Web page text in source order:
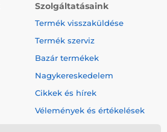
Szolgáltatásaink
Termék visszaküldése
Termék szerviz
Bazár termékek
Nagykereskedelem
Cikkek és hírek
Vélemények és értékelések